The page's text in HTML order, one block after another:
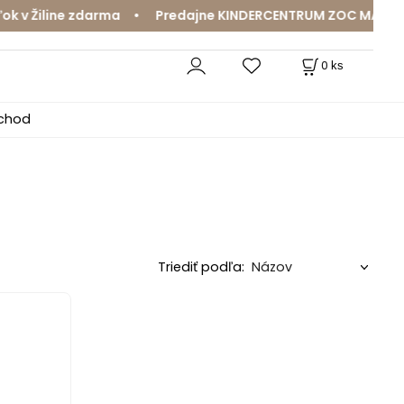
zdarma • Predajne KINDERCENTRUM ZOC MAX a
0 ks
Triediť podľa: